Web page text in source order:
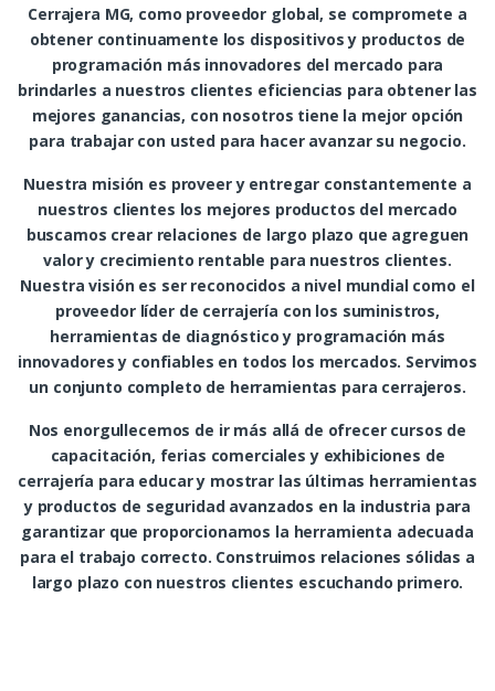
Cerrajera MG, como proveedor global, se compromete a
obtener continuamente los dispositivos y productos de
programación más innovadores del mercado para
brindarles a nuestros clientes eficiencias para obtener las
mejores ganancias, con nosotros tiene la mejor opción
para trabajar con usted para hacer avanzar su negocio.
Nuestra misión es proveer y entregar constantemente a
nuestros clientes los mejores productos del mercado
buscamos crear relaciones de largo plazo que agreguen
valor y crecimiento rentable para nuestros clientes.
Nuestra visión es ser reconocidos a nivel mundial como el
proveedor líder de cerrajería con los suministros,
herramientas de diagnóstico y programación más
innovadores y confiables en todos los mercados. Servimos
un conjunto completo de herramientas para cerrajeros.
Nos enorgullecemos de ir más allá de ofrecer cursos de
capacitación, ferias comerciales y exhibiciones de
cerrajería para educar y mostrar las últimas herramientas
y productos de seguridad avanzados en la industria para
garantizar que proporcionamos la herramienta adecuada
para el trabajo correcto. Construimos relaciones sólidas a
largo plazo con nuestros clientes escuchando primero.